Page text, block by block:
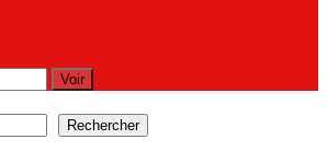
Rechercher